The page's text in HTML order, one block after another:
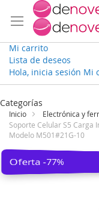
Mi carrito
Lista de deseos
Hola, inicia sesión Mi
Ir
contenido
Categorías
Inicio Electrónica y
Soporte Celular S5 Carga
Modelo M501#21G-10
Saltar
Oferta -77%